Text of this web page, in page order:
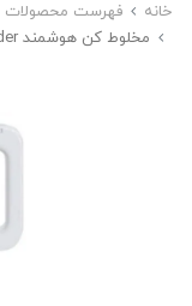
خانه
فهرست محصولات
مخلوط کن هوشمند Xiaomi mijaia Smart juicer Blender